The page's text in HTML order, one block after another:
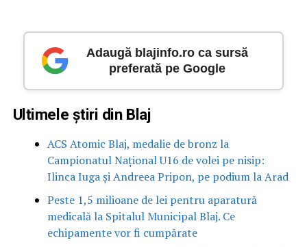
Adaugă blajinfo.ro ca sursă
preferată pe Google
Ultimele știri din Blaj
ACS Atomic Blaj, medalie de bronz la
Campionatul Național U16 de volei pe nisip:
Ilinca Iuga și Andreea Pripon, pe podium la Arad
Peste 1,5 milioane de lei pentru aparatură
medicală la Spitalul Municipal Blaj. Ce
echipamente vor fi cumpărate